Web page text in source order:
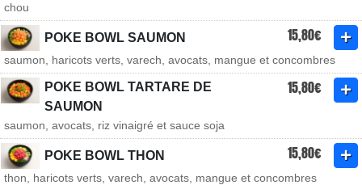
chou
POKE BOWL SAUMON 15,80€
saumon, haricots verts, varech, avocats, mangue et concombres
POKE BOWL TARTARE DE
SAUMON
15,80€
saumon, avocats, riz vinaigré et sauce soja
POKE BOWL THON 15,80€
thon, haricots verts, varech, avocats, mangue et concombres